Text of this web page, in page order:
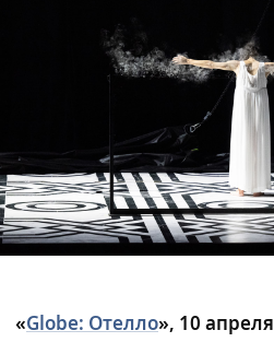
«Globe: Отелло», 10 апреля